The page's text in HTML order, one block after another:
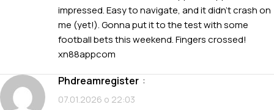
impressed. Easy to navigate, and it didn’t crash on
me (yet!). Gonna put it to the test with some
football bets this weekend. Fingers crossed!
xn88appcom
phdreamregister :
07.01.2026 о 22:03